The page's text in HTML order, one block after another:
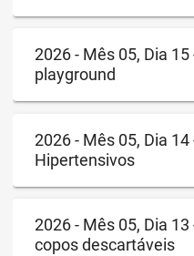
2026 - Mês 05, Dia
playground
2026 - Mês 05, Dia
Hipertensivos
2026 - Mês 05, Dia
copos descartáveis